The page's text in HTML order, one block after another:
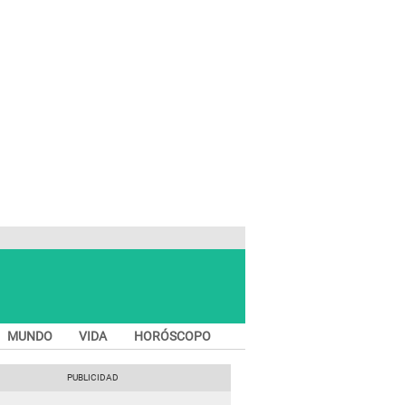
MUNDO VIDA HORÓSCOPO